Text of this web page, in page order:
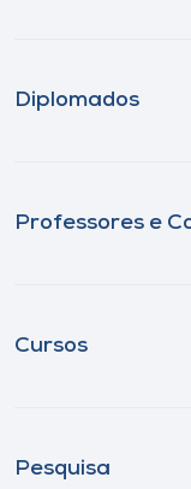
Diplomados
Professores e
Cursos
Pesquisa